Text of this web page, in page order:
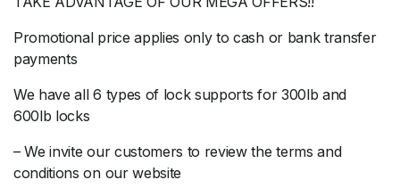
Promotional price applies only to cash or bank transfer
payments
We have all 6 types of lock supports for 300lb and
600lb locks
– We invite our customers to review the terms and
conditions on our website